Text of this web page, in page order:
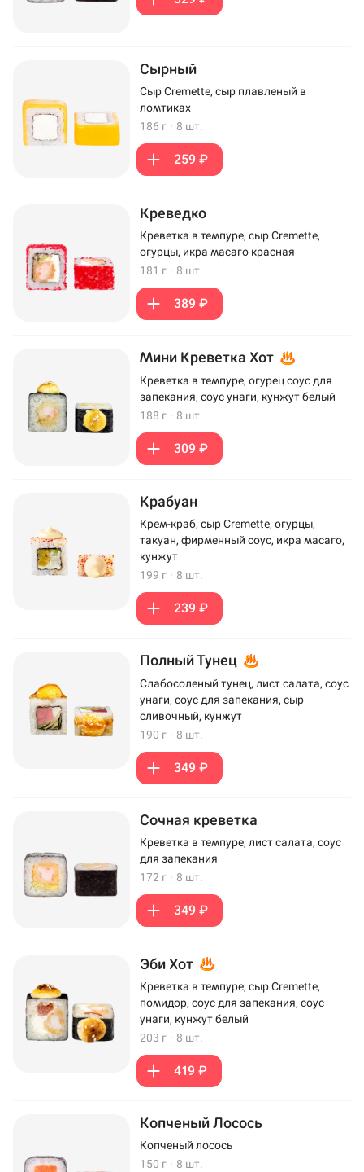
Сырный
Сыр Cremette, сыр плавленый в
ломтиках
186 г · 8 шт.
259 ₽
Креведко
Креветка в темпуре, сыр Cremette,
огурцы, икра масаго красная
181 г · 8 шт.
389 ₽
Мини Креветка Хот
Креветка в темпуре, огурец соус для
запекания, соус унаги, кунжут белый
188 г · 8 шт.
309 ₽
Крабуан
Крем-краб, сыр Cremette, огурцы,
такуан, фирменный соус, икра масаго,
кунжут
199 г · 8 шт.
239 ₽
Полный Тунец
Слабосоленый тунец, лист салата, соус
унаги, соус для запекания, сыр
сливочный, кунжут
190 г · 8 шт.
349 ₽
Сочная креветка
Креветка в темпуре, лист салата, соус
для запекания
172 г · 8 шт.
349 ₽
Эби Хот
Креветка в темпуре, сыр Cremette,
помидор, соус для запекания, соус
унаги, кунжут белый
203 г · 8 шт.
419 ₽
Копченый Лосось
Копченый лосось
150 г · 8 шт.